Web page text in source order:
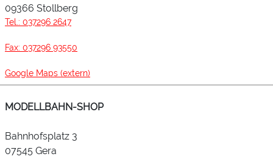
09366 Stollberg
Tel.: 037296 2647
Fax: 037296 93550
Google Maps (extern)
MODELLBAHN-SHOP
Bahnhofsplatz 3
07545 Gera